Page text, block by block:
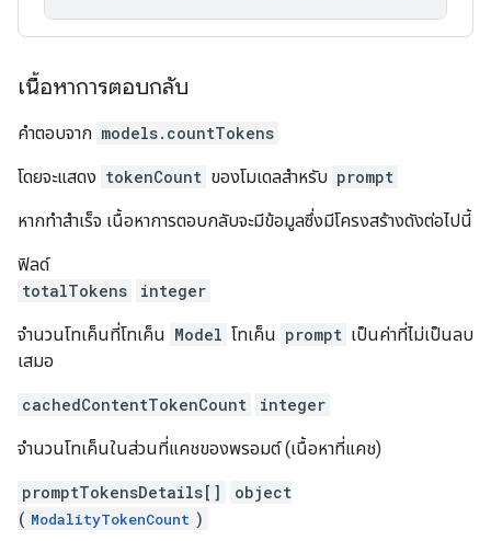
เนื้อหาการตอบกลับ
คำตอบจาก models.countTokens
โดยจะแสดง tokenCount ของโมเดลสำหรับ prompt
หากทำสำเร็จ เนื้อหาการตอบกลับจะมีข้อมูลซึ่งมีโครงสร้างดังต่อไปนี้
ฟิลด์
totalTokens
integer
จำนวนโทเค็นที่โทเค็น Model โทเค็น prompt เป็นค่าที่ไม่เป็นลบ
เสมอ
cachedContentTokenCount integer
จํานวนโทเค็นในส่วนที่แคชของพรอมต์ (เนื้อหาที่แคช)
promptTokensDetails[]
object
( ModalityTokenCount )